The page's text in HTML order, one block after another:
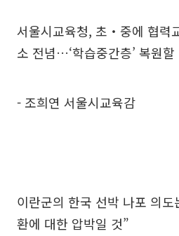
서울시교육청, 초‧중에 협력
소 전념…‘학습중간층’ 복원할
- 조희연 서울시교육감
이란군의 한국 선박 나포 의
환에 대한 압박일 것”